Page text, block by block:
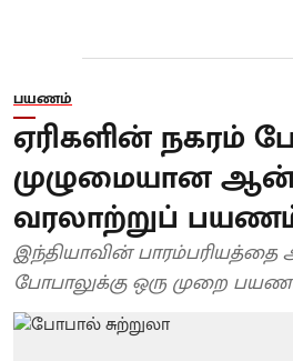
பயணம்
ஏரிகளின் நகரம்
முழுமையான
வரலாற்றுப்
இந்தியாவின்
போபாலுக்கு ஒரு முறை